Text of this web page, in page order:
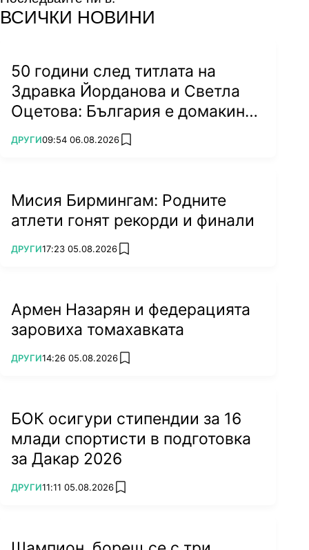
ВСИЧКИ НОВИНИ
50 години след титлата на
Здравка Йорданова и Светла
Оцетова: България е домакин
на световно!
ПОВЕЧЕ ОТ
ДРУГИ09:54 06.08.2026 add favorites
Мисия Бирмингам: Родните
атлети гонят рекорди и финали
ПОВЕЧЕ ОТ
ДРУГИ17:23 05.08.2026 add favorites
Армен Назарян и федерацията
заровиха томахавката
ПОВЕЧЕ ОТ
ДРУГИ14:26 05.08.2026 add favorites
БОК осигури стипендии за 16
млади спортисти в подготовка
за Дакар 2026
ПОВЕЧЕ ОТ
ДРУГИ11:11 05.08.2026 add favorites